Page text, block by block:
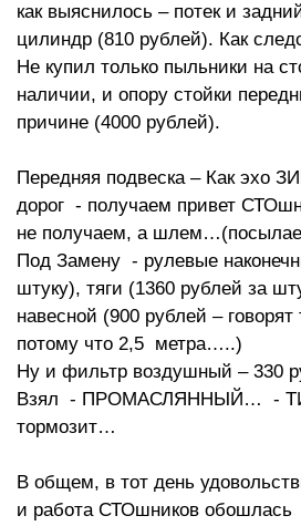
как выяснилось – потек и
цилиндр (810 рублей). Как
Не купил только пыльники на
наличии, и опору стойки
причине (4000 рублей).
Передняя подвеска – Как эхо
дорог - получаем привет
не получаем, а
Под Замену - рулевые
штуку), тяги (1360 рублей за
навесной (900 рублей – говорят
потому что 2,5 метра…..)
Ну и фильтр воздушный – 330
Взял - ПРОМАСЛЯННЫЙ… -
тормозит…
В общем, в тот день
и работа СТОшников обошлась